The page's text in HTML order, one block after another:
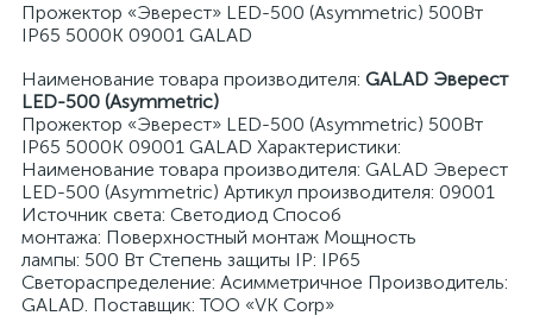
Прожектор «Эверест» LED-500 (Asymmetric) 500Вт
IP65 5000К 09001 GALAD
Наименование товара производителя: GALAD Эверест
LED-500 (Asymmetric)
Прожектор «Эверест» LED-500 (Asymmetric) 500Вт
IP65 5000К 09001 GALAD Характеристики:
Наименование товара производителя: GALAD Эверест
LED-500 (Asymmetric) Артикул производителя: 09001
Источник света: Светодиод Способ
монтажа: Поверхностный монтаж Мощность
лампы: 500 Вт Степень защиты IP: IP65
Светораспределение: Асимметричное Производитель:
GALAD. Поставщик: ТОО «VK Corp»